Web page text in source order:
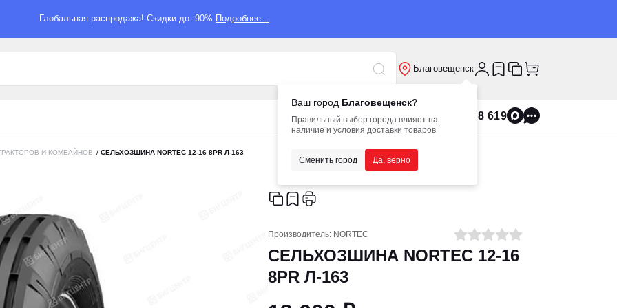
Глобальная распродажа! Скидки до -90% Подробнее...
Благовещенск
Ваш город Благовещенск?
Правильный выбор города влияет на
наличие и условия доставки товаров
Сменить город Да, верно
8 800 555 8 619
И КОМБАЙНОВ / СЕЛЬХОЗШИНА NORTEC 12-16 8PR Л-163
Производитель: NORTEC
СЕЛЬХОЗШИНА NORTEC 12-16
8PR Л-163